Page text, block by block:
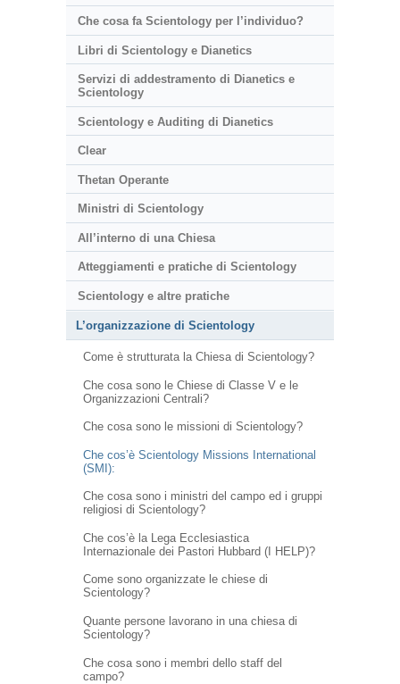
Che cosa fa Scientology per l’individuo?
Libri di Scientology e Dianetics
Servizi di addestramento di Dianetics e
Scientology
Scientology e Auditing di Dianetics
Clear
Thetan Operante
Ministri di Scientology
All’interno di una Chiesa
Atteggiamenti e pratiche di Scientology
Scientology e altre pratiche
L’organizzazione di Scientology
Come è strutturata la Chiesa di Scientology?
Che cosa sono le Chiese di Classe V e le
Organizzazioni Centrali?
Che cosa sono le missioni di Scientology?
Che cos’è Scientology Missions International
(SMI):
Che cosa sono i ministri del campo ed i gruppi
religiosi di Scientology?
Che cos’è la Lega Ecclesiastica
Internazionale dei Pastori Hubbard (I HELP)?
Come sono organizzate le chiese di
Scientology?
Quante persone lavorano in una chiesa di
Scientology?
Che cosa sono i membri dello staff del
campo?